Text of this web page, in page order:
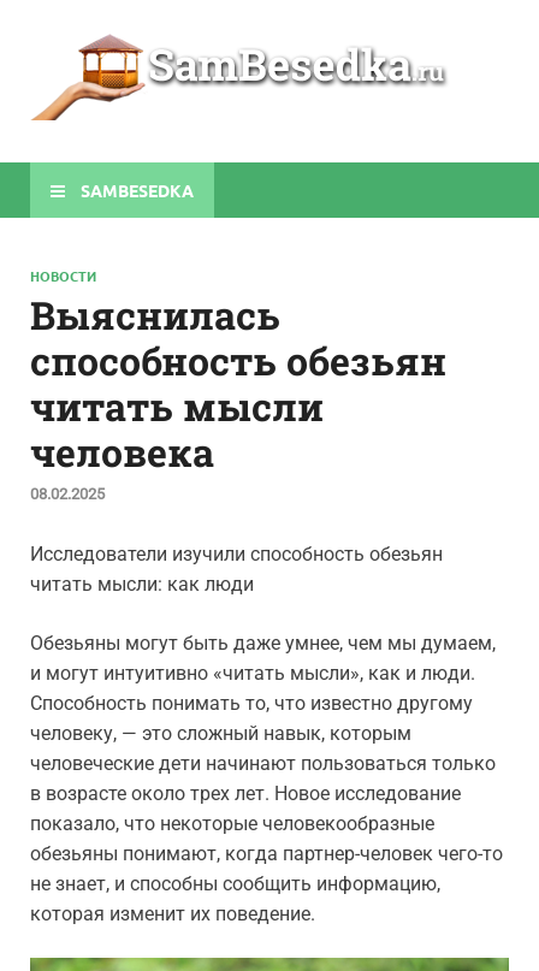
SAMBESEDKA
НОВОСТИ
Выяснилась
способность обезьян
читать мысли
человека
08.02.2025
Исследователи изучили способность обезьян
читать мысли: как люди
Обезьяны могут быть даже умнее, чем мы думаем,
и могут интуитивно «читать мысли», как и люди.
Способность понимать то, что известно другому
человеку, — это сложный навык, которым
человеческие дети начинают пользоваться только
в возрасте около трех лет. Новое исследование
показало, что некоторые человекообразные
обезьяны понимают, когда партнер-человек чего-то
не знает, и способны сообщить информацию,
которая изменит их поведение.